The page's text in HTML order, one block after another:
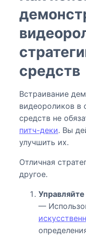
средств
Встраивание
видеороликов в
средств не
питч-деки. Вы
улучшить их.
Отличная
другое.
—